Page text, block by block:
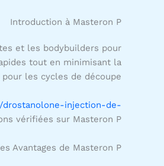
Introduction à Masteron P
et les bodybuilders pour
tout en minimisant la
les cycles de découpe.
injection-de-
vérifiées sur Masteron P.
Avantages de Masteron P